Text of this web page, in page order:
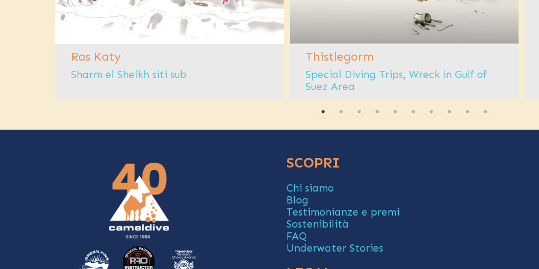
Ras Katy
Sharm el Sheikh siti sub
Thistlegorm
Special Diving Trips, Wreck in Gulf of
Suez Area
SCOPRI
Chi siamo
Blog
Testimonianze e premi
Sostenibilità
FAQ
Underwater Stories